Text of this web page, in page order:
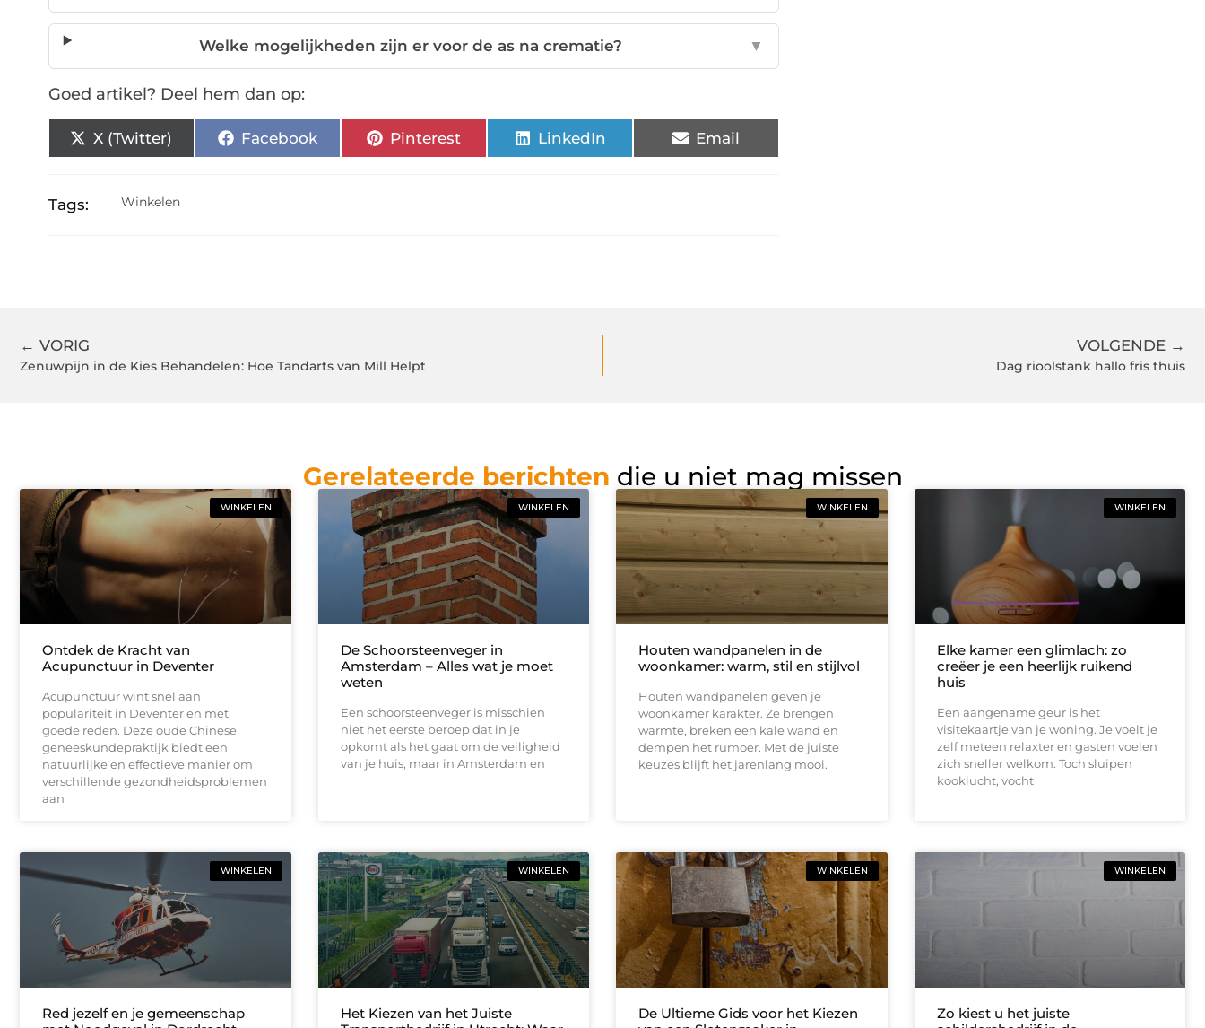
Welke mogelijkheden zijn er voor de as na crematie? ▼
Goed artikel? Deel hem dan op:
X (Twitter) Facebook Pinterest LinkedIn Email
Tags: Winkelen
← VORIG
Zenuwpijn in de Kies Behandelen: Hoe Tandarts van Mill Helpt
VOLGENDE →
Dag rioolstank hallo fris thuis
Gerelateerde berichten die u niet mag missen
WINKELEN
Ontdek de Kracht van
Acupunctuur in Deventer
Acupunctuur wint snel aan
populariteit in Deventer en met
goede reden. Deze oude Chinese
geneeskundepraktijk biedt een
natuurlijke en effectieve manier om
verschillende gezondheidsproblemen
aan
WINKELEN
De Schoorsteenveger in
Amsterdam – Alles wat je moet
weten
Een schoorsteenveger is misschien
niet het eerste beroep dat in je
opkomt als het gaat om de veiligheid
van je huis, maar in Amsterdam en
WINKELEN
Houten wandpanelen in de
woonkamer: warm, stil en stijlvol
Houten wandpanelen geven je
woonkamer karakter. Ze brengen
warmte, breken een kale wand en
dempen het rumoer. Met de juiste
keuzes blijft het jarenlang mooi.
WINKELEN
Elke kamer een glimlach: zo
creëer je een heerlijk ruikend
huis
Een aangename geur is het
visitekaartje van je woning. Je voelt je
zelf meteen relaxter en gasten voelen
zich sneller welkom. Toch sluipen
kooklucht, vocht
WINKELEN
Red jezelf en je gemeenschap
WINKELEN
Het Kiezen van het Juiste
WINKELEN
De Ultieme Gids voor het Kiezen
WINKELEN
Zo kiest u het juiste